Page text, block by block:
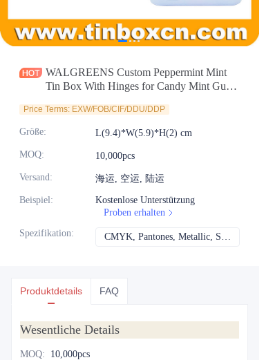
WALGREENS Custom Peppermint Mint
Tin Box With Hinges for Candy Mint Gum
Price Terms: EXW/FOB/CIF/DDU/DDP
Größe: L(9.4)*W(5.9)*H(2) cm
MOQ: 10,000pcs
Versand: 海运, 空运, 陆运
Beispiel:
Kostenlose Unterstützung
Proben erhalten
Spezifikation: CMYK, Pantones, Metallic, Sonderfarbe usw.
Produktdetails FAQ
Wesentliche Details
MOQ: 10,000pcs
Nachrichten